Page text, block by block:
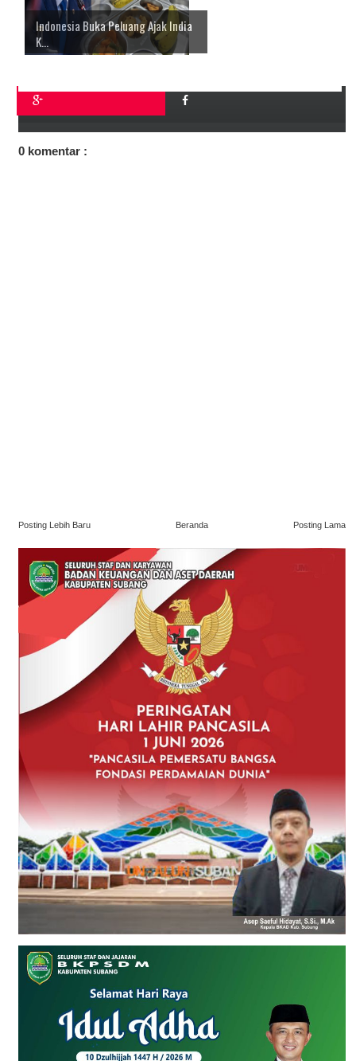
Indonesia Buka Peluang Ajak India
K...
0 komentar :
Posting Lebih Baru Posting Lama
Beranda